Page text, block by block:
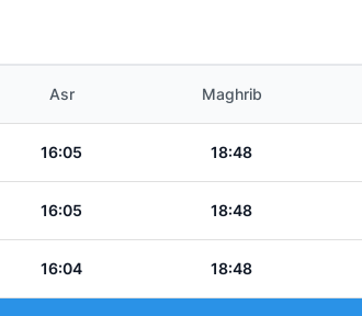
Asr Maghrib
16:05 18:48
16:05 18:48
16:04 18:48